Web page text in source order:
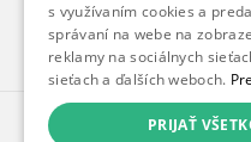
Björnson TREE
V lyžiarskom
nové, unikátne
Pre partnerov
© 2010 – 2026inspirago
s využívaním cookies a
správaní na webe na
reklamy na sociálnych
sieťach a ďalších weboch.
PRIJAŤ